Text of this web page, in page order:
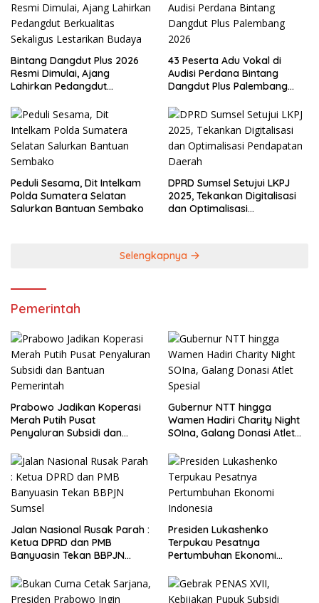
Bintang Dangdut Plus 2026
Resmi Dimulai, Ajang
Lahirkan Pedangdut
Lestarikan Budaya
43 Peserta Adu Vokal di
Audisi Perdana Bintang
Dangdut Plus Palembang
Peduli Sesama, Dit Intelkam
Polda Sumatera Selatan
Salurkan Bantuan Sembako
DPRD Sumsel Setujui LKPJ
2025, Tekankan Digitalisasi
dan Optimalisasi
Selengkapnya
Pemerintah
Prabowo Jadikan Koperasi
Merah Putih Pusat
Penyaluran Subsidi dan
Gubernur NTT hingga
Wamen Hadiri Charity Night
SOIna, Galang Donasi Atlet
Jalan Nasional Rusak Parah :
Ketua DPRD dan PMB
Banyuasin Tekan BBPJN
Presiden Lukashenko
Terpukau Pesatnya
Pertumbuhan Ekonomi